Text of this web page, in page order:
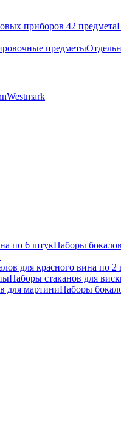
приборов 42 предмета
предметы
Westmark
по 6 штукНаборы
для красного вина по 2
Наборы стаканов для
для мартиниНаборы